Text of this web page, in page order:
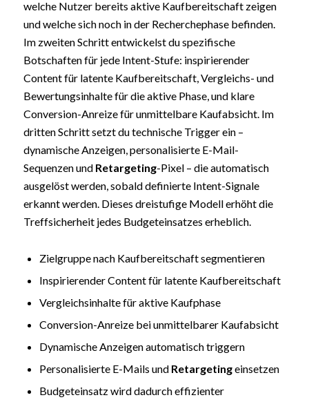
welche Nutzer bereits aktive Kaufbereitschaft zeigen
und welche sich noch in der Recherchephase befinden.
Im zweiten Schritt entwickelst du spezifische
Botschaften für jede Intent-Stufe: inspirierender
Content für latente Kaufbereitschaft, Vergleichs- und
Bewertungsinhalte für die aktive Phase, und klare
Conversion-Anreize für unmittelbare Kaufabsicht. Im
dritten Schritt setzt du technische Trigger ein –
dynamische Anzeigen, personalisierte E-Mail-
Sequenzen und Retargeting-Pixel – die automatisch
ausgelöst werden, sobald definierte Intent-Signale
erkannt werden. Dieses dreistufige Modell erhöht die
Treffsicherheit jedes Budgeteinsatzes erheblich.
Zielgruppe nach Kaufbereitschaft segmentieren
Inspirierender Content für latente Kaufbereitschaft
Vergleichsinhalte für aktive Kaufphase
Conversion-Anreize bei unmittelbarer Kaufabsicht
Dynamische Anzeigen automatisch triggern
Personalisierte E-Mails und Retargetingeinsetzen
Budgeteinsatz wird dadurch effizienter